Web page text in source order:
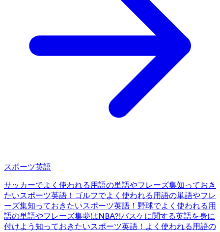
スポーツ英語
サッカーでよく使われる用語の単語やフレーズ集知っておき
たいスポーツ英語！ゴルフでよく使われる用語の単語やフレ
ーズ集知っておきたいスポーツ英語！野球でよく使われる用
語の単語やフレーズ集夢はNBA?!バスケに関する英語を身に
付けよう 知っておきたいスポーツ英語！よく使われる用語の